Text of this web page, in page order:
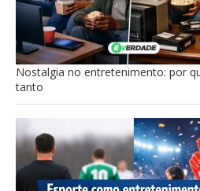
Nostalgia no entretenimento: por
tanto